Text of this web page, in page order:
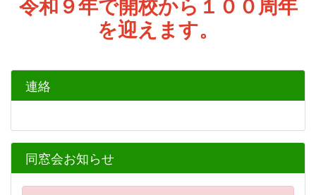
令和９年で開校から１００周年
を迎えます。
連絡
同窓会お知らせ